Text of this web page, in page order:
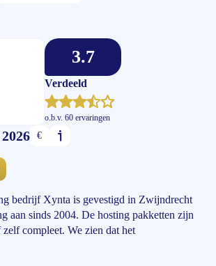
€
bedrijf Xynta is gevestigd in Zwijndrecht
aan sinds 2004. De hosting pakketten zijn
compleet. We zien dat het
Verdeeld
o.b.v. 60 ervaringen
3.7